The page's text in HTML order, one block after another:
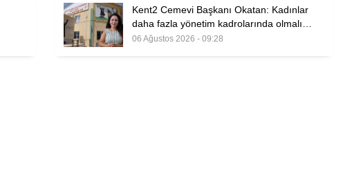
Kent2 Cemevi Başkanı Okatan: Kadınlar
daha fazla yönetim kadrolarında olmalı…
06 Ağustos 2026 - 09:28